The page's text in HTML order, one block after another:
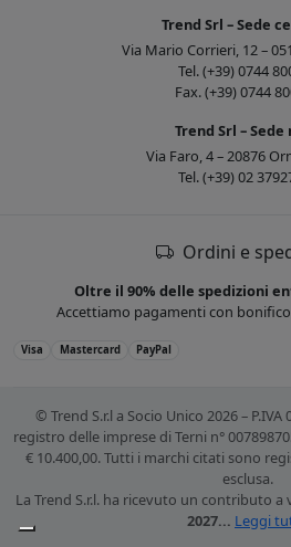
Trend Srl – Sede
Via Mario Corrieri, 12 –
Tel. (+39) 0744
Fax. (+39) 0744
Trend Srl – Sede
Via Faro, 4 – 20876
Tel. (+39) 02
Ordini e
Oltre il 90% delle spedizioni
Accettiamo pagamenti con
Visa Mastercard PayPal
© Trend S.r.l a Socio Unico 2026 –
registro delle imprese di Terni n°
€ 10.400,00. Tutti i marchi citati sono
esclusa.
La Trend S.r.l. ha ricevuto un contributo a
2027... Leggi